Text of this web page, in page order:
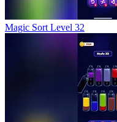
Magic Sort Level 32